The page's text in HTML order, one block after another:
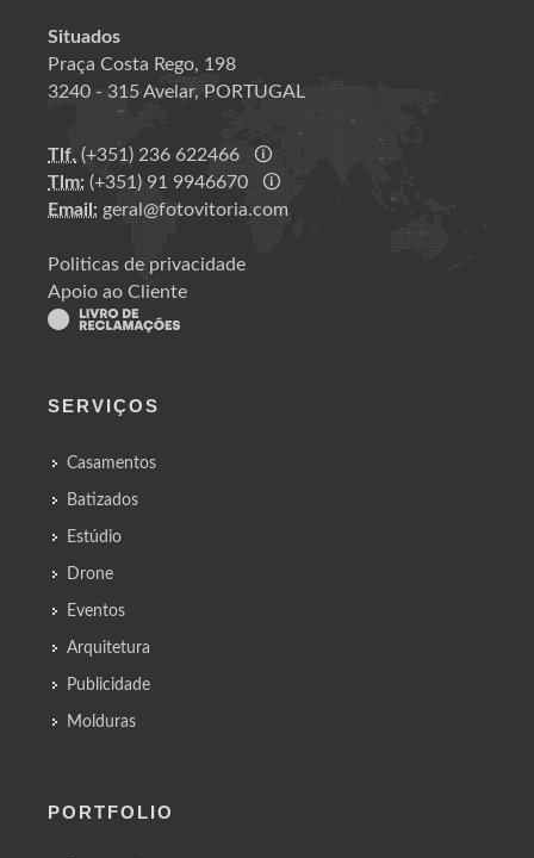
Situados
Praça Costa Rego, 198
3240 - 315 Avelar, PORTUGAL
Tlf. (+351) 236 622466 🛈
Tlm: (+351) 91 9946670 🛈
Email: geral@fotovitoria.com
Politicas de privacidade
Apoio ao Cliente
SERVIÇOS
Casamentos
Batizados
Estúdio
Drone
Eventos
Arquitetura
Publicidade
Molduras
PORTFOLIO